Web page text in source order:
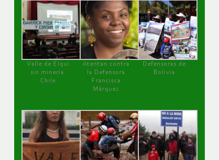
Valle de Elqui
sin minería.
Chile
Atentan contra
la Defensora
Francisca
Márquez
Defensoras de
Bolivia